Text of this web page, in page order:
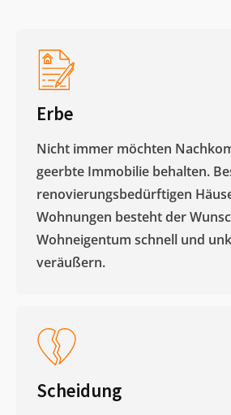
Erbe
Nicht immer möchten
geerbte Immobilie behalten.
renovierungsbedürftigen
Wohnungen besteht der
Wohneigentum schnell und
veräußern. ​
Scheidung